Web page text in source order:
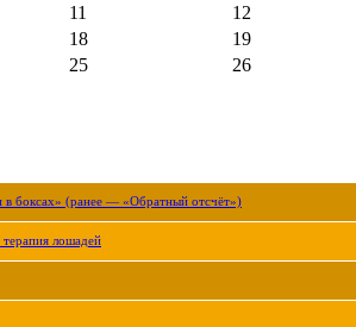
11
12
18
19
25
26
боксах» (ранее — «Обратный отсчёт»)
лошадей